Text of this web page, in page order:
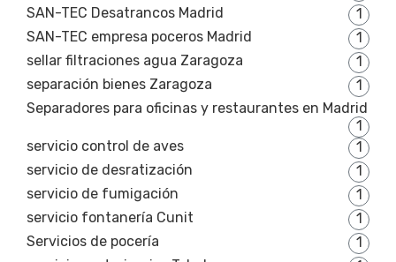
SAN-TEC Desatrancos Madrid
1
SAN-TEC empresa poceros Madrid
1
sellar filtraciones agua Zaragoza
1
separación bienes Zaragoza
1
Separadores para oficinas y restaurantes en Madrid
1
servicio control de aves
1
servicio de desratización
1
servicio de fumigación
1
servicio fontanería Cunit
1
Servicios de pocería
1